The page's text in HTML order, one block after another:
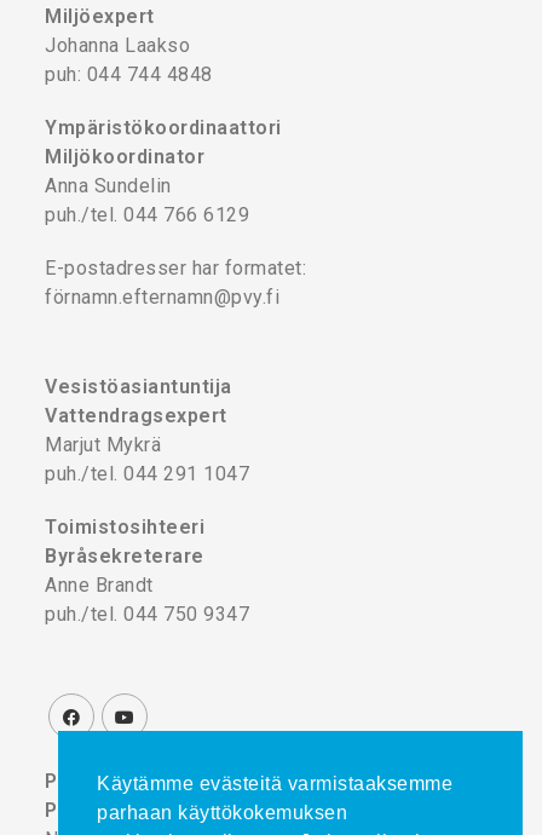
Miljöexpert
Johanna Laakso
puh: 044 744 4848
Ympäristökoordinaattori
Miljökoordinator
Anna Sundelin
puh./tel. 044 766 6129
E-postadresser har formatet:
förnamn.efternamn@pvy.fi
Vesistöasiantuntija
Vattendragsexpert
Marjut Mykrä
puh./tel. 044 291 1047
Toimistosihteeri
Byråsekreterare
Anne Brandt
puh./tel. 044 750 9347
Projektikoordinaattori
Projektkoordinator
Käytämme evästeitä varmistaaksemme
parhaan käyttökokemuksen